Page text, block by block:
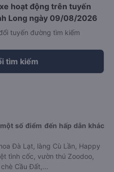
hoạt động trên tuyến
Long ngày 09/08/2026
tuyến đường tìm kiếm
tìm kiếm
số điểm đến hấp dẫn khác
Đà Lạt, làng Cù Lần, Happy
tình cốc, vườn thú Zoodoo,
Cầu Đất,...